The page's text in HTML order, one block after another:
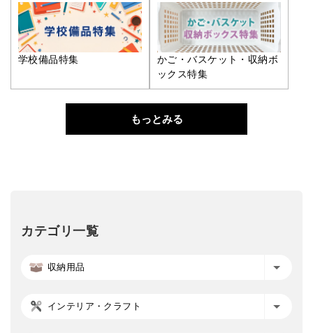
学校備品特集
かご・バスケット・収納ボ
ックス特集
もっとみる
カテゴリ一覧
収納用品
インテリア・クラフト